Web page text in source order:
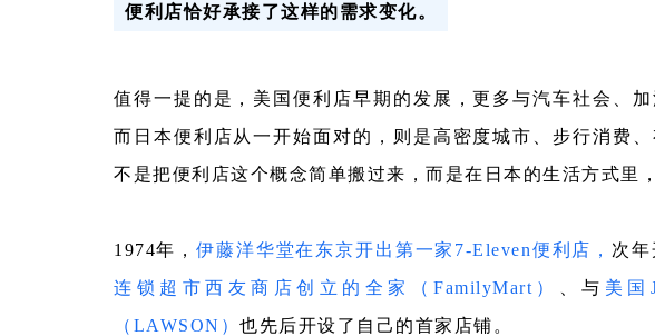
便利店恰好承接了这样的需求变化。
值得一提的是，美国便利店早期的发展，更多与汽车社会、
而日本便利店从一开始面对的，则是高密度城市、步行消费
不是把便利店这个概念简单搬过来，而是在日本的生活方式里
1974年，伊藤洋华堂在东京开出第一家7-Eleven便利店， 次年
连锁超市西友商店创立的全家（FamilyMart）
、与 美国
（LAWSON） 也先后开设了自己的首家店铺。